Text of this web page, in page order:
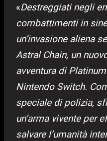
«Destreggiati negli
combattimenti in
un’invasione aliena
Astral Chain, un
avventura di
Nintendo Switch.
speciale di polizia,
un’arma vivente per
salvare l’umanità